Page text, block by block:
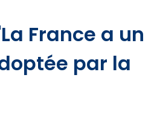
France a un
par la